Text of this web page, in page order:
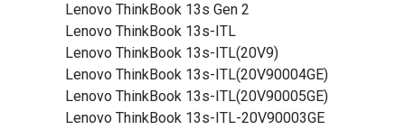
Lenovo ThinkBook 13s Gen 2
Lenovo ThinkBook 13s-ITL
Lenovo ThinkBook 13s-ITL(20V9)
Lenovo ThinkBook 13s-ITL(20V90004GE)
Lenovo ThinkBook 13s-ITL(20V90005GE)
Lenovo ThinkBook 13s-ITL-20V90003GE